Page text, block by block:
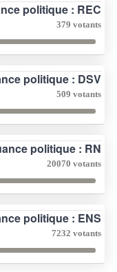
politique : REC
379 votants
politique : DSV
509 votants
politique : RN
20070 votants
politique : ENS
7232 votants